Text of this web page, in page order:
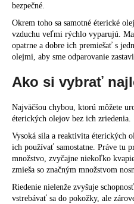
bezpečné.
Okrem toho sa samotné éterické
vzduchu veľmi rýchlo vyparujú.
opatrne a dobre ich premiešať s
olejmi, aby sme odparovanie
Ako si vybrať
Najväčšou chybou, ktorú môžete
éterických olejov bez ich zriedenia.
Vysoká sila a reaktivita éterických
ich používať samostatne. Práve tu
množstvo, zvyčajne niekoľko
zmieša so značným množstvom
Riedenie nielenže zvyšuje
vstrebávať sa do pokožky, ale